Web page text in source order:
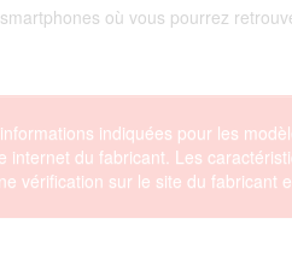
où vous pourrez
indiquées pour les
internet du fabricant. Les
vérification sur le site du fabricant